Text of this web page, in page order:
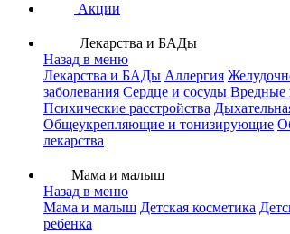
Акции
Лекарства и БАДы
Назад в меню
Лекарства и БАДы Аллергия
заболевания Сердце и сосуды Вредные
Психические расстройства
Общеукрепляющие и тонизирующие
лекарства
Мама и малыш
Назад в меню
Мама и малыш Детская косметика
ребенка